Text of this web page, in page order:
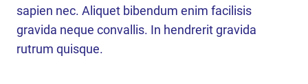
sapien nec. Aliquet bibendum enim facilisis
gravida neque convallis. In hendrerit gravida
rutrum quisque.